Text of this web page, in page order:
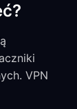
VPN